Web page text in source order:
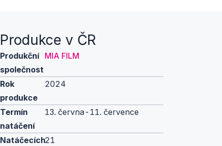
Produkce v ČR
Produkční
společnost
MIA FILM
Rok
produkce
2024
Termín
natáčení
13. června-11. července
Natáčecích21